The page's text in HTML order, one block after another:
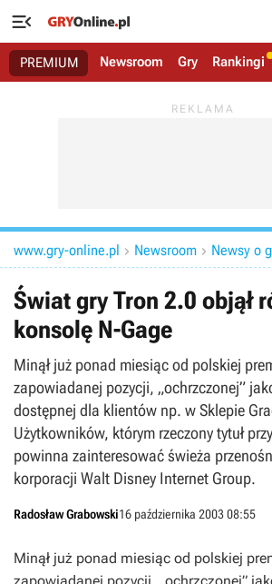

PREMIUM Newsroom Gry Rankingi
www.gry-online.pl  Newsroom  Newsy o
Świat gry Tron 2.0 objął
konsolę N-Gage
Minął już ponad miesiąc od polskiej
zapowiadanej pozycji, „ochrzczonej”
dostępnej dla klientów np. w Sklepie
Użytkowników, którym rzeczony tytuł
powinna zainteresować świeża
korporacji Walt Disney Internet Group.
Radosław Grabowski16 października 2003 08:55
Minął już ponad miesiąc od polskiej